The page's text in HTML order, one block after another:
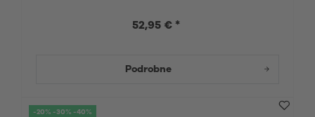
52,95 € *
Podrobne
-20% -30% -40%